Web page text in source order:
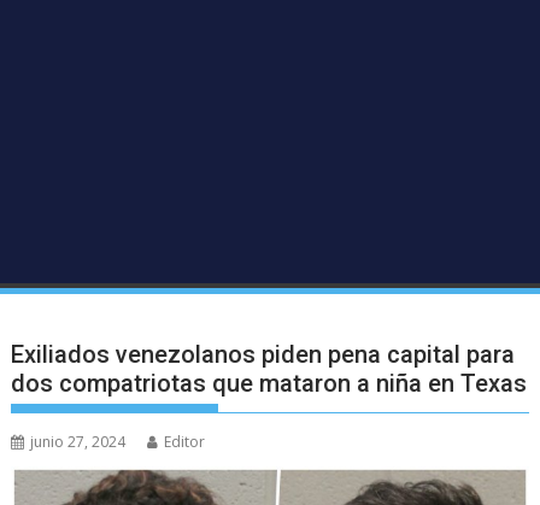
Exiliados venezolanos piden pena capital para
dos compatriotas que mataron a niña en Texas
junio 27, 2024 Editor